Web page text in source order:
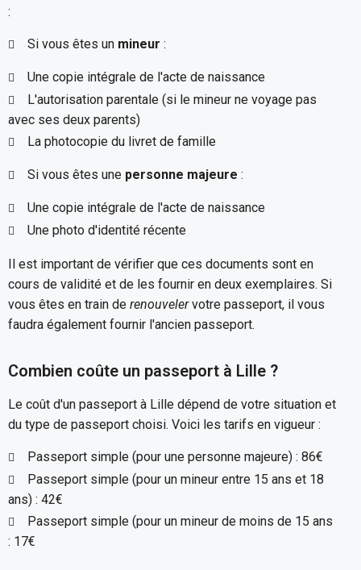
:
Si vous êtes un mineur :
Une copie intégrale de l'acte de naissance
L'autorisation parentale (si le mineur ne voyage pas
avec ses deux parents)
La photocopie du livret de famille
Si vous êtes une personne majeure :
Une copie intégrale de l'acte de naissance
Une photo d'identité récente
Il est important de vérifier que ces documents sont en
cours de validité et de les fournir en deux exemplaires. Si
vous êtes en train de renouvelervotre passeport, il vous
faudra également fournir l'ancien passeport.
Combien coûte un passeport à Lille ?
Le coût d'un passeport à Lille dépend de votre situation et
du type de passeport choisi. Voici les tarifs en vigueur :
Passeport simple (pour une personne majeure) : 86€
Passeport simple (pour un mineur entre 15 ans et 18
ans) : 42€
Passeport simple (pour un mineur de moins de 15 ans
: 17€